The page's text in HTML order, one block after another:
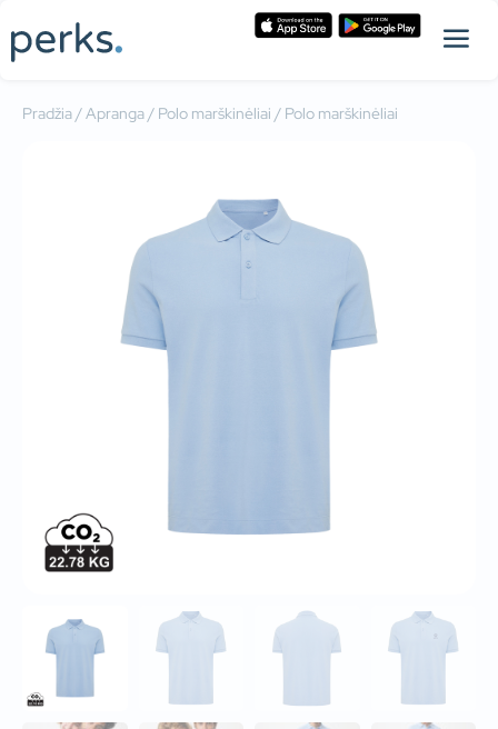
Pradžia/Apranga/ Polo marškinėliai / Polo marškinėliai